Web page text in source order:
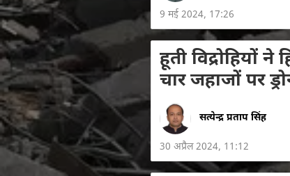
9 मई 2024, 17:26
हूती विद्रोहियों
चार जहाजों पर
सत्येन्द्र प्रताप सिंह
30 अप्रैल 2024, 11:12